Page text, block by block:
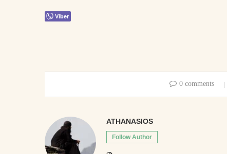
Viber
0 comments
ATHANASIOS
Follow Author